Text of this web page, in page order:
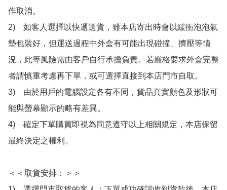
作取消。
2)　如客人選擇以快遞送貨，雖本店寄出時會以緩衝泡泡氣
墊包裝好，但運送過程中外盒有可能出現碰撞、擠壓等情
況，此等風險需由客戶自行承擔負責。若嚴格要求外盒完整
者請慎重考慮再下單，或可選擇直接到本店門市自取。
3)　由於用戶的電腦設定各有不同，貨品真實顏色及形狀可
能與螢幕顯示的略有差異。
4)　確定下單購買即視為同意遵守以上相關規定，本店保留
最終決定之權利。
＜＜取貨安排：＞＞